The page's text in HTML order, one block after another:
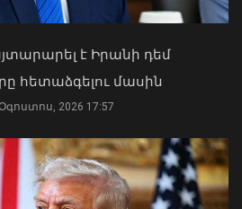
են
Հրվ.
օրենքի առաջ
է գործել, կամ
գործակալ
է Իրանի դեմ
հետաձգելու մասին
2026 17:57